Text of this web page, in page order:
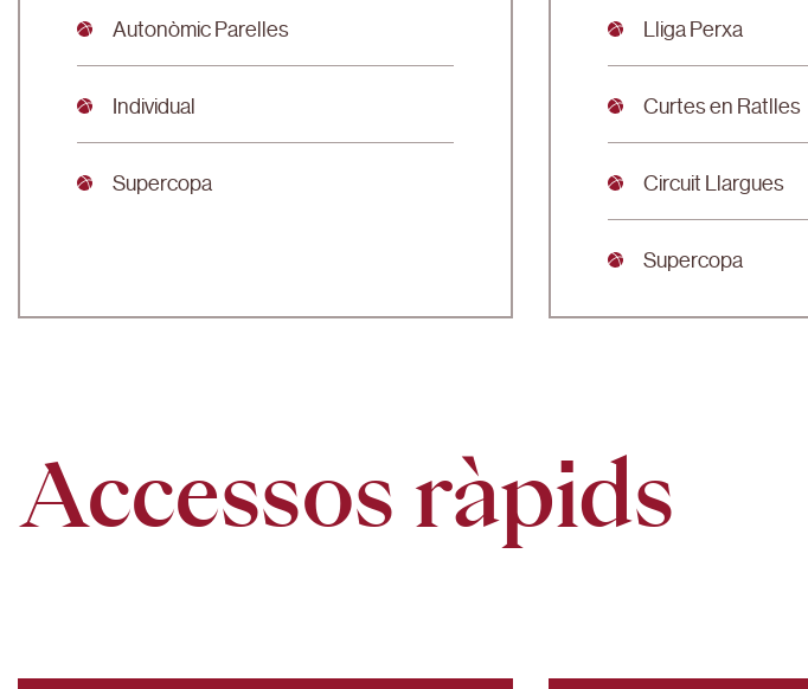
Autonòmic Parelles
Individual
Supercopa
Lliga Perxa
Curtes en Ratlles
Circuit Llargues
Supercopa
Accessos ràpids